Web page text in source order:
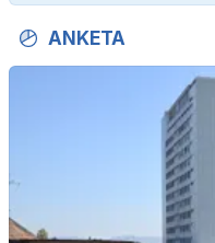
ANKETA